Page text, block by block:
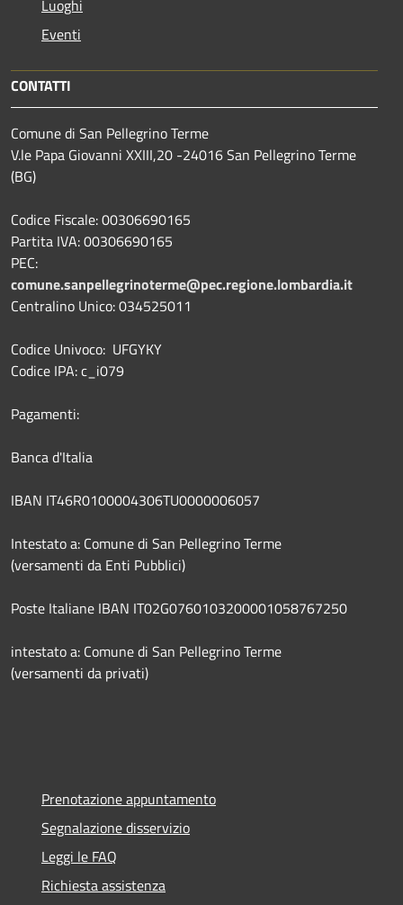
Luoghi
Eventi
CONTATTI
Comune di San Pellegrino Terme
V.le Papa Giovanni XXIII,20 -24016 San Pellegrino Terme
(BG)
Codice Fiscale: 00306690165
Partita IVA: 00306690165
PEC:
comune.sanpellegrinoterme@pec.regione.lombardia.it
Centralino Unico: 034525011
Codice Univoco: UFGYKY
Codice IPA: c_i079
Pagamenti:
Banca d'Italia
IBAN IT46R0100004306TU0000006057
Intestato a: Comune di San Pellegrino Terme
(versamenti da Enti Pubblici)
Poste Italiane IBAN IT02G0760103200001058767250
intestato a: Comune di San Pellegrino Terme
(versamenti da privati)
Prenotazione appuntamento
Segnalazione disservizio
Leggi le FAQ
Richiesta assistenza